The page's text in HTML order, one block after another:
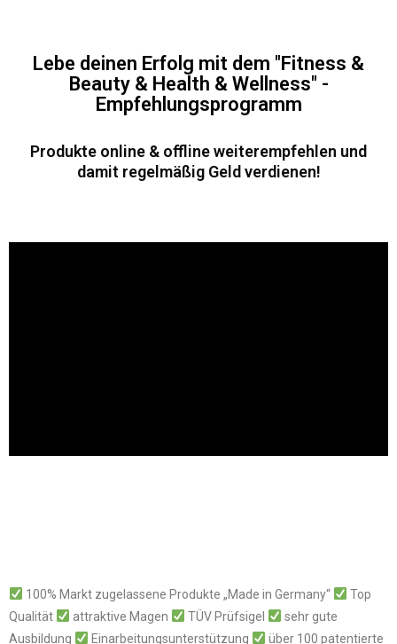
Lebe deinen Erfolg mit dem "Fitness &
Beauty & Health & Wellness" -
Empfehlungsprogramm
Produkte online & offline weiterempfehlen und
damit regelmäßig Geld verdienen!
100% Markt zugelassene Produkte „Made in Germany“
Top
Qualität
attraktive Magen TÜV Prüfsigel
sehr gute
Ausbildung
Einarbeitungsunterstützung
über 100 patentierte